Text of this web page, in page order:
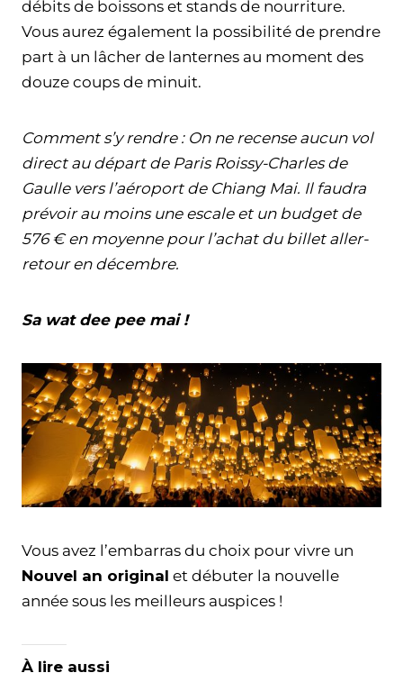
débits de boissons et stands de nourriture.
Vous aurez également la possibilité de prendre
part à un lâcher de lanternes au moment des
douze coups de minuit.
Comment s’y rendre : On ne recense aucun vol
direct au départ de Paris Roissy-Charles de
Gaulle vers l’aéroport de Chiang Mai. Il faudra
prévoir au moins une escale et un budget de
576 € en moyenne pour l’achat du billet aller-
retour en décembre.
Sa wat dee pee mai !
Vous avez l’embarras du choix pour vivre un
Nouvel an original et débuter la nouvelle
année sous les meilleurs auspices !
À lire aussi